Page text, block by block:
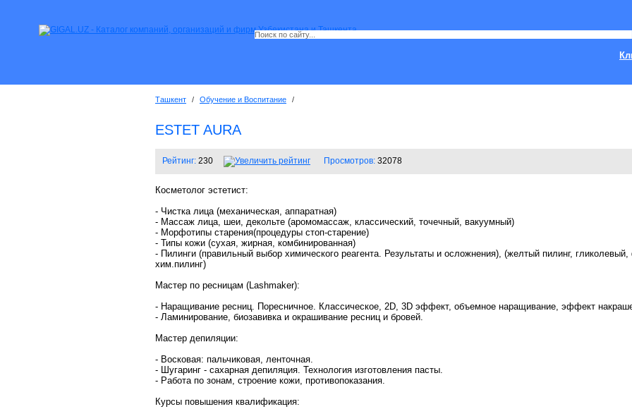
Ташкент / Обучение и Воспитание /
ESTET AURA
Рейтинг: 230 Просмотров: 32078
Косметолог эстетист:
- Чистка лица (механическая, аппаратная)
- Массаж лица, шеи, декольте (аромомассаж, классический, точечный, вакуумный)
- Морфотипы старения(процедуры стоп-старение)
- Типы кожи (сухая, жирная, комбинированная)
- Пилинги (правильный выбор химического реагента. Результаты и осложнения), (желтый пилинг,
хим.пилинг)
Мастер по ресницам (Lashmaker):
- Наращивание ресниц. Поресничное. Классическое, 2D, 3D эффект, объемное наращивание, эффект
- Ламинирование, биозавивка и окрашивание ресниц и бровей.
Мастер депиляции:
- Восковая: пальчиковая, ленточная.
- Шугаринг - сахарная депиляция. Технология изготовления пасты.
- Работа по зонам, строение кожи, противопоказания.
Курсы повышения квалификация: